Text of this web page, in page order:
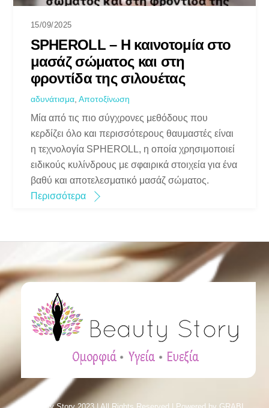
15/09/2025
SPHEROLL – Η καινοτομία στο
μασάζ σώματος και στη
φροντίδα της σιλουέτας
αδυνάτισμα, Αποτοξίνωση
Μία από τις πιο σύγχρονες μεθόδους που
κερδίζει όλο και περισσότερους θαυμαστές είναι
η τεχνολογία SPHEROLL, η οποία χρησιμοποιεί
ειδικούς κυλίνδρους με σφαιρικά στοιχεία για ένα
βαθύ και αποτελεσματικό μασάζ σώματος.
Περισσότερα